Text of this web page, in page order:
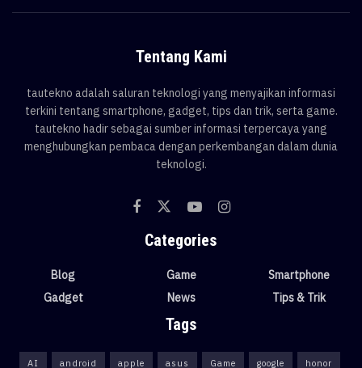
Tentang Kami
tautekno adalah saluran teknologi yang menyajikan informasi
terkini tentang smartphone, gadget, tips dan trik, serta game.
tautekno hadir sebagai sumber informasi terpercaya yang
menghubungkan pembaca dengan perkembangan dalam dunia
teknologi.
Categories
Blog
Gadget
Game
News
Smartphone
Tips & Trik
Tags
AI android apple asus Game google honor